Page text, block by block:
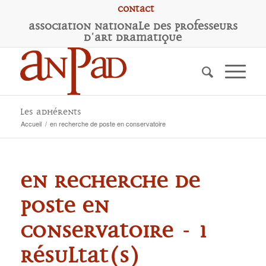
Contact
Association Nationale des Professeurs
d'Art Dramatique
Les adhérents
Accueil / en recherche de poste en conservatoire
en recherche de
poste en
conservatoire - 1
résultat(s)